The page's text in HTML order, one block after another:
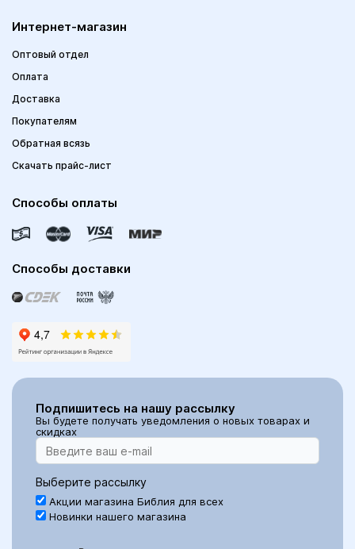
Интернет-магазин
Оптовый отдел
Оплата
Доставка
Покупателям
Обратная всязь
Скачать прайс-лист
Способы оплаты
Способы доставки
Подпишитесь на нашу рассылку
Вы будете получать уведомления о новых товарах и
скидках
Выберите рассылку
Акции магазина Библия для всех
Новинки нашего магазина